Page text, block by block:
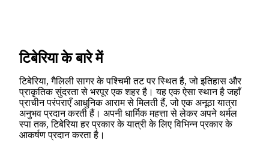
टिबेरिया के बारे में
टिबेरिया, गैलिली सागर के पश्चिमी तट पर स्थित है, जो इतिहास और
प्राकृतिक सुंदरता से भरपूर एक शहर है। यह एक ऐसा स्थान है जहाँ
प्राचीन परंपराएँ आधुनिक आराम से मिलती हैं, जो एक अनूठा यात्रा
अनुभव प्रदान करती हैं। अपनी धार्मिक महत्ता से लेकर अपने थर्मल
स्पा तक, टिबेरिया हर प्रकार के यात्री के लिए विभिन्न प्रकार के
आकर्षण प्रदान करता है।